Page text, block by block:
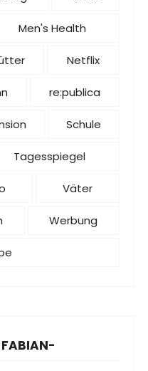
Men's Health
Netflix
re:publica
Schule
Tagesspiegel
Väter
Werbung
FABIAN-